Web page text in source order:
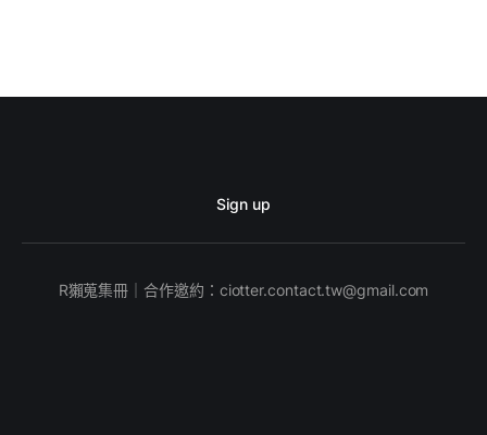
Sign up
R獺蒐集冊｜合作邀約： ciotter.contact.tw@gmail.com